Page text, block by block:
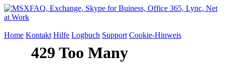
Home Kontakt Hilfe Logbuch Support Cookie-Hinweis